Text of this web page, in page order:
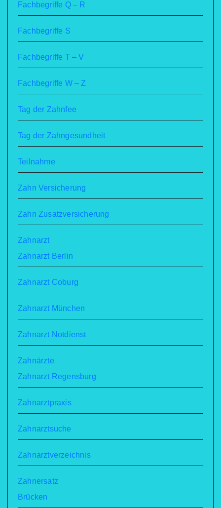
Fachbegriffe Q – R
Fachbegriffe S
Fachbegriffe T – V
Fachbegriffe W – Z
Tag der Zahnfee
Tag der Zahngesundheit
Teilnahme
Zahn Versicherung
Zahn Zusatzversicherung
Zahnarzt
Zahnarzt Berlin
Zahnarzt Coburg
Zahnarzt München
Zahnarzt Notdienst
Zahnärzte
Zahnarzt Regensburg
Zahnarztpraxis
Zahnarztsuche
Zahnarztverzeichnis
Zahnersatz
Brücken